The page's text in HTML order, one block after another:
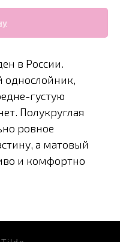
в России.
густую
Полукруглая
ровное
а матовый
и комфортно